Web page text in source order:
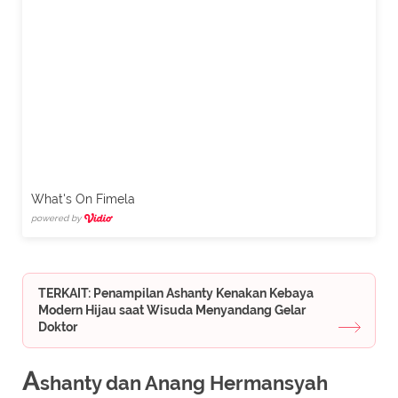
What's On Fimela
powered by
TERKAIT: Penampilan Ashanty Kenakan Kebaya
Modern Hijau saat Wisuda Menyandang Gelar
Doktor
Ashanty dan Anang Hermansyah